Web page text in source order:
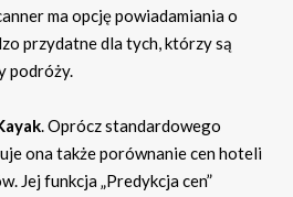
ma opcję powiadamiania o
przydatne dla tych, którzy są
podróży.
. Oprócz standardowego
ona także porównanie cen hoteli
Jej funkcja „Predykcja cen”